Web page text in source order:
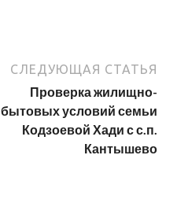
СЛЕДУЮЩАЯ СТАТЬЯ
Проверка жилищно-
бытовых условий семьи
Кодзоевой Хади с с.п.
Кантышево